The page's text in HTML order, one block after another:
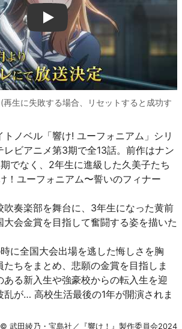
Play
(再生に失敗する場合、リセットすると成功す
ノベル「響け! ユーフォニアム」シリ
レビアニメ第3期で全13話。前作はナン
でなく、2年生に進級した久美子たち
！ユーフォニアム〜誓いのフィナー
吹奏楽部を舞台に、3年生になった黄前
大会金賞を目指して奮闘する姿を描いた
に全国大会出場を逃した悔しさを胸
ちをまとめ、悲願の金賞を目指しま
る新入生や強豪校からの転入生を迎
乱が… 高校生活最後の1年が開演されま
© 武田綾乃・宝島社／『響け！』製作委員会2024